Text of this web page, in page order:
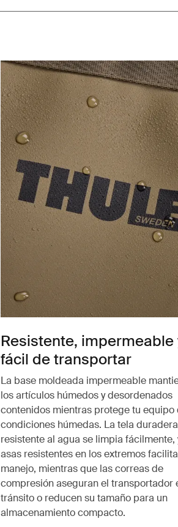
Resistente, impermeable
fácil de transportar
La base moldeada impermeable
los artículos húmedos y desordenados
contenidos mientras protege tu equipo
condiciones húmedas. La tela
resistente al agua se limpia fácilmente,
asas resistentes en los extremos
manejo, mientras que las correas de
compresión aseguran el transportador
tránsito o reducen su tamaño para un
almacenamiento compacto.